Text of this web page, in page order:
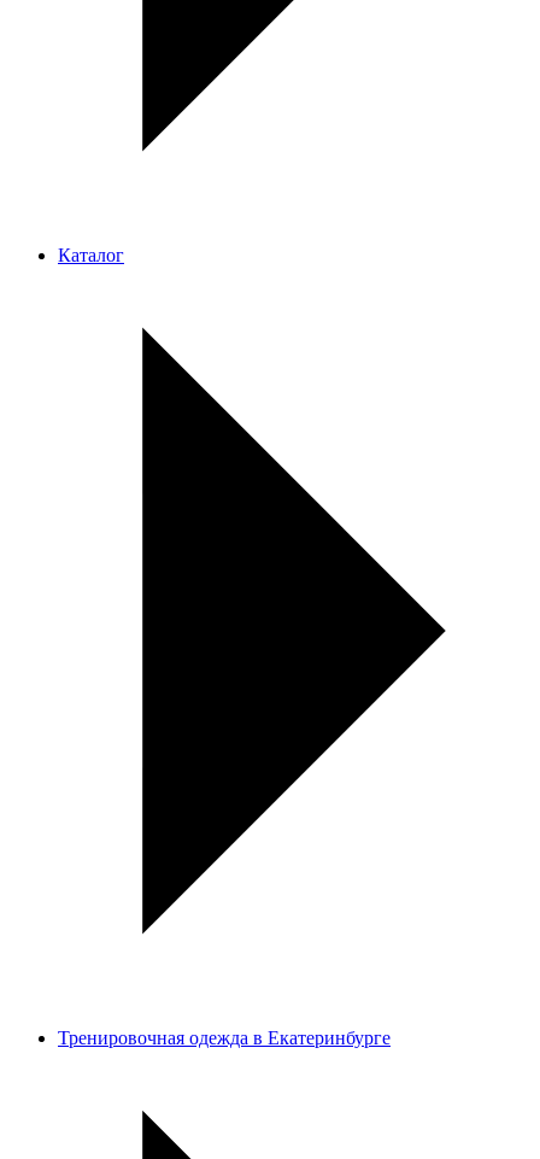
Каталог
Тренировочная одежда в Екатеринбурге